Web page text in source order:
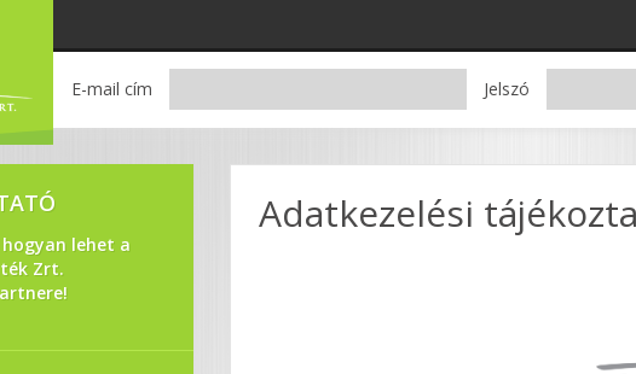
E-mail cím Jelszó
lehet a
Zrt.
Adatkezelési